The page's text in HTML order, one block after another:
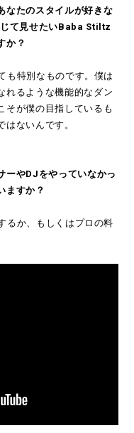
なたのスタイルが好きな
て見せたいBaba Stiltz
か？
も特別なものです。僕は
れるような機能的なダン
そが僕の目指しているも
ないんです。
ーやDJをやっていなかっ
ますか？
るか、もしくはプロの料